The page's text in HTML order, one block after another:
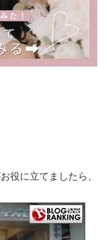
役に立てましたら、